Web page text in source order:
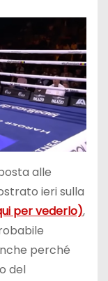
alle
ieri sulla
per vederlo),
perché
del